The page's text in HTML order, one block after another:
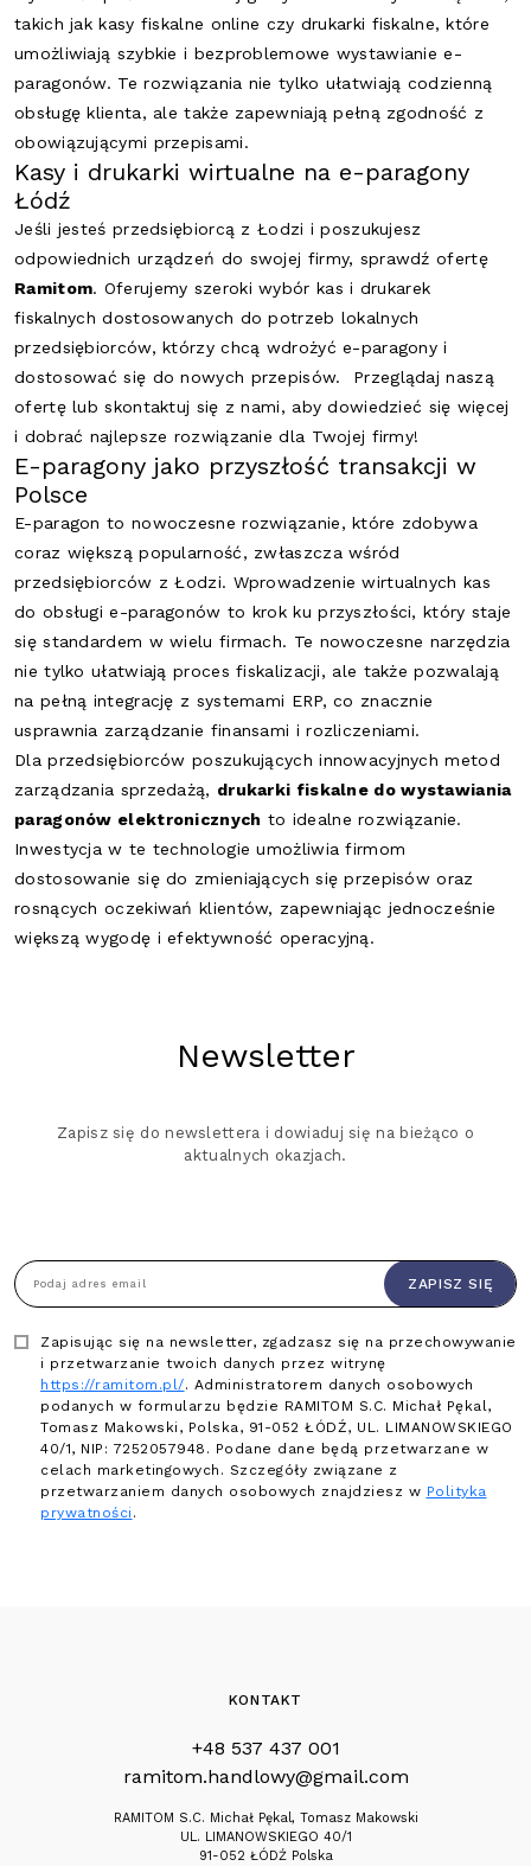
takich jak kasy fiskalne online czy drukarki fiskalne, które
umożliwiają szybkie i bezproblemowe wystawianie e-
paragonów. Te rozwiązania nie tylko ułatwiają codzienną
obsługę klienta, ale także zapewniają pełną zgodność z
obowiązującymi przepisami.
Kasy i drukarki wirtualne na e-paragony
Łódź
Jeśli jesteś przedsiębiorcą z Łodzi i poszukujesz
odpowiednich urządzeń do swojej firmy, sprawdź ofertę
Ramitom. Oferujemy szeroki wybór kas i drukarek
fiskalnych dostosowanych do potrzeb lokalnych
przedsiębiorców, którzy chcą wdrożyć e-paragony i
dostosować się do nowych przepisów. Przeglądaj naszą
ofertę lub skontaktuj się z nami, aby dowiedzieć się więcej
i dobrać najlepsze rozwiązanie dla Twojej firmy!
E-paragony jako przyszłość transakcji w
Polsce
E-paragon to nowoczesne rozwiązanie, które zdobywa
coraz większą popularność, zwłaszcza wśród
przedsiębiorców z Łodzi. Wprowadzenie wirtualnych kas
do obsługi e-paragonów to krok ku przyszłości, który staje
się standardem w wielu firmach. Te nowoczesne narzędzia
nie tylko ułatwiają proces fiskalizacji, ale także pozwalają
na pełną integrację z systemami ERP, co znacznie
usprawnia zarządzanie finansami i rozliczeniami.
Dla przedsiębiorców poszukujących innowacyjnych metod
zarządzania sprzedażą, drukarki fiskalne do wystawiania
paragonów elektronicznych to idealne rozwiązanie.
Inwestycja w te technologie umożliwia firmom
dostosowanie się do zmieniających się przepisów oraz
rosnących oczekiwań klientów, zapewniając jednocześnie
większą wygodę i efektywność operacyjną.
Newsletter
Zapisz się do newslettera i dowiaduj się na bieżąco o
aktualnych okazjach.
Podaj adres email
ZAPISZ SIĘ
Zapisując się na newsletter, zgadzasz się na przechowywanie
i przetwarzanie twoich danych przez witrynę
https://ramitom.pl/. Administratorem danych osobowych
podanych w formularzu będzie RAMITOM S.C. Michał Pękal,
Tomasz Makowski, Polska, 91-052 ŁÓDŹ, UL. LIMANOWSKIEGO
40/1, NIP: 7252057948. Podane dane będą przetwarzane w
celach marketingowych. Szczegóły związane z
przetwarzaniem danych osobowych znajdziesz w Polityka
prywatności .
KONTAKT
+48 537 437 001
ramitom.handlowy@gmail.com
RAMITOM S.C. Michał Pękal, Tomasz Makowski
UL. LIMANOWSKIEGO 40/1
91-052 ŁÓDŹ Polska